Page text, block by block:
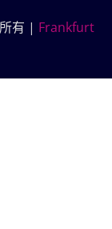
有 | Frankfurt